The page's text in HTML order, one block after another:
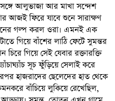
আলুভাজা আর মাখা সন্দেশ
আজই ফিরে যাবে শুনে সারাক্ষণ
গল্প করল ওরা। এমনই এক
গিয়ে বাঁশের লাঠি ফেটে সুমন্তর
গিয়ে সেই যেবার রক্তারক্তি
সূচ ফুঁড়িয়ে সেলাই করে
হাজরাদের ছেলেদের হাত থেকে
বাঁচিয়ে লুকিয়ে রেখেছিল,